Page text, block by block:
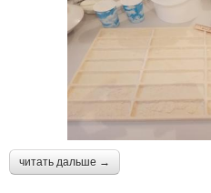
читать дальше →